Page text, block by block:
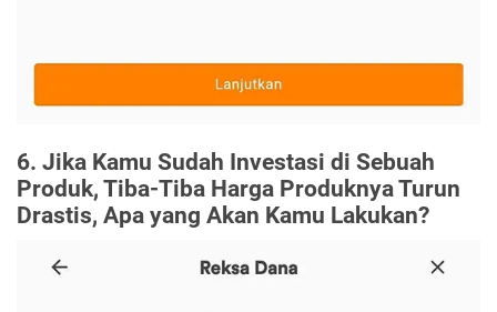
6. Jika Kamu Sudah Investasi di Sebuah
Produk, Tiba-Tiba Harga Produknya Turun
Drastis, Apa yang Akan Kamu Lakukan?